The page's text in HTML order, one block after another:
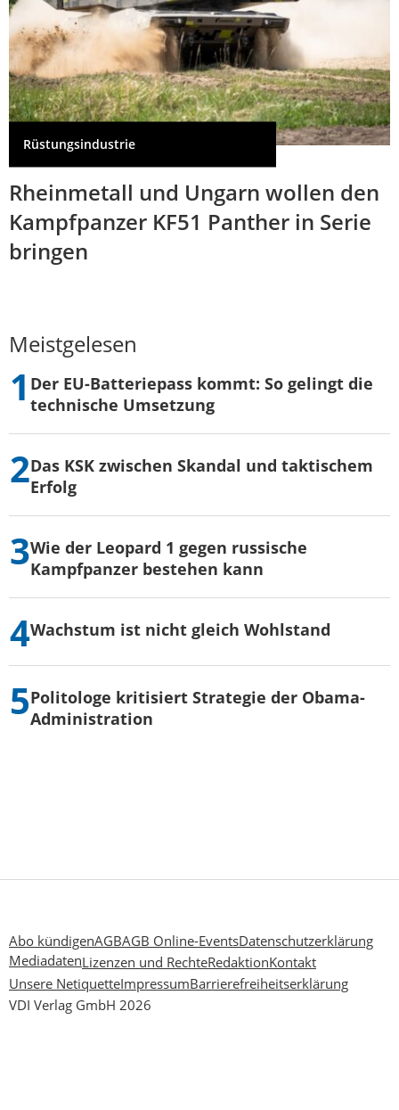
Rüstungsindustrie
Rheinmetall und Ungarn wollen den
Kampfpanzer KF51 Panther in Serie
bringen
Meistgelesen
Der EU-Batteriepass kommt: So gelingt die
technische Umsetzung
Das KSK zwischen Skandal und taktischem
Erfolg
Wie der Leopard 1 gegen russische
Kampfpanzer bestehen kann
Wachstum ist nicht gleich Wohlstand
Politologe kritisiert Strategie der Obama-
Administration
Abo kündigenAGBAGB Online-EventsDatenschutzerklärung
MediadatenLizenzen und RechteRedaktionKontakt
Unsere NetiquetteImpressumBarrierefreiheitserklärung
VDI Verlag GmbH 2026